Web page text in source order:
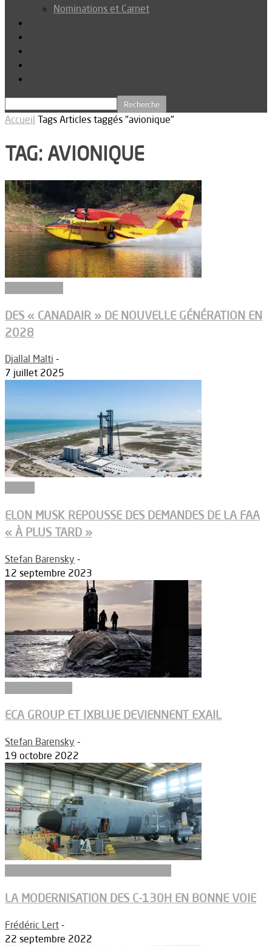
Nominations et Carnet
Accueil Tags Articles taggés "avionique"
TAG: AVIONIQUE
DES « CANADAIR » DE NOUVELLE GÉNÉRATION EN
2028
Djallal Malti -
7 juillet 2025
ELON MUSK REPOUSSE DES DEMANDES DE LA FAA
« À PLUS TARD »
Stefan Barensky -
12 septembre 2023
ECA GROUP ET IXBLUE DEVIENNENT EXAIL
Stefan Barensky -
19 octobre 2022
LA MODERNISATION DES C-130H EN BONNE VOIE
Frédéric Lert -
22 septembre 2022